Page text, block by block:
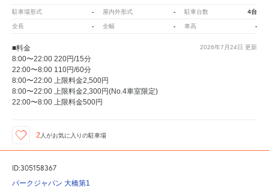
駐車場形式 - 屋内外形式 - 駐車台数 4台
全長 - 全幅 - 車高 -
2026年7月24日 更新
■料金
8:00〜22:00 220円/15分
22:00〜8:00 110円/60分
8:00〜22:00 上限料金2,500円
8:00〜22:00 上限料金2,300円(No.4車室限定)
22:00〜8:00 上限料金500円
2 人がお気に入りの駐車場
ID:305158367
パークジャパン 大橋第1